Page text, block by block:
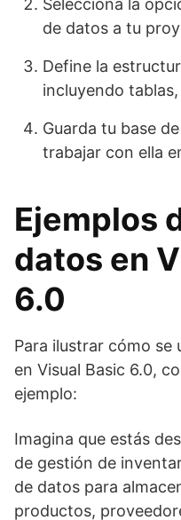
Selecciona la
de datos a tu
Define la
incluyendo
Guarda tu base
trabajar con ella
Ejemplos
datos en
6.0
Para ilustrar cómo se
en Visual Basic 6.0,
ejemplo:
Imagina que estás
de gestión de
de datos para
productos,